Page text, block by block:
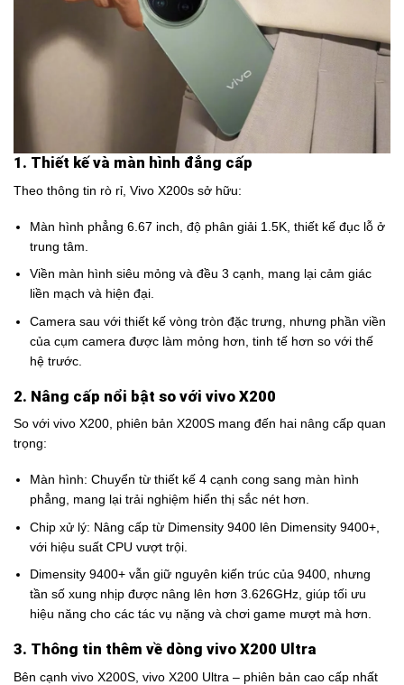
1. Thiết kế và màn hình đẳng cấp
Theo thông tin rò rỉ, Vivo X200s sở hữu:
Màn hình phẳng 6.67 inch, độ phân giải 1.5K, thiết kế đục lỗ ở
trung tâm.
Viền màn hình siêu mỏng và đều 3 cạnh, mang lại cảm giác
liền mạch và hiện đại.
Camera sau với thiết kế vòng tròn đặc trưng, nhưng phần viền
của cụm camera được làm mỏng hơn, tinh tế hơn so với thế
hệ trước.
2. Nâng cấp nổi bật so với vivo X200
So với vivo X200, phiên bản X200S mang đến hai nâng cấp quan
trọng:
Màn hình: Chuyển từ thiết kế 4 cạnh cong sang màn hình
phẳng, mang lại trải nghiệm hiển thị sắc nét hơn.
Chip xử lý: Nâng cấp từ Dimensity 9400 lên Dimensity 9400+,
với hiệu suất CPU vượt trội.
Dimensity 9400+ vẫn giữ nguyên kiến trúc của 9400, nhưng
tần số xung nhịp được nâng lên hơn 3.626GHz, giúp tối ưu
hiệu năng cho các tác vụ nặng và chơi game mượt mà hơn.
3. Thông tin thêm về dòng vivo X200 Ultra
Bên cạnh vivo X200S, vivo X200 Ultra – phiên bản cao cấp nhất